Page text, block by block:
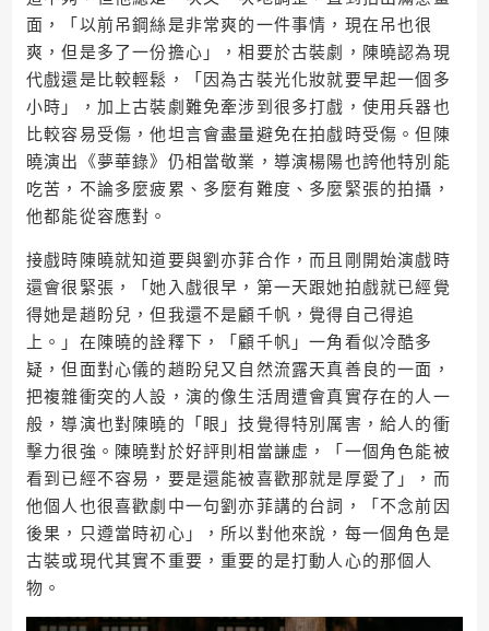
面，「以前吊鋼絲是非常爽的一件事情，現在吊也很
爽，但是多了一份擔心」，相要於古裝劇，陳曉認為現
代戲還是比較輕鬆，「因為古裝光化妝就要早起一個多
小時」，加上古裝劇難免牽涉到很多打戲，使用兵器也
比較容易受傷，他坦言會盡量避免在拍戲時受傷。但陳
曉演出《夢華錄》仍相當敬業，導演楊陽也誇他特別能
吃苦，不論多麼疲累、多麼有難度、多麼緊張的拍攝，
他都能從容應對。
接戲時陳曉就知道要與劉亦菲合作，而且剛開始演戲時
還會很緊張，「她入戲很早，第一天跟她拍戲就已經覺
得她是趙盼兒，但我還不是顧千帆，覺得自己得追
上。」在陳曉的詮釋下，「顧千帆」一角看似冷酷多
疑，但面對心儀的趙盼兒又自然流露天真善良的一面，
把複雜衝突的人設，演的像生活周遭會真實存在的人一
般，導演也對陳曉的「眼」技覺得特別厲害，給人的衝
擊力很強。陳曉對於好評則相當謙虛，「一個角色能被
看到已經不容易，要是還能被喜歡那就是厚愛了」，而
他個人也很喜歡劇中一句劉亦菲講的台詞，「不念前因
後果，只遵當時初心」，所以對他來說，每一個角色是
古裝或現代其實不重要，重要的是打動人心的那個人
物。